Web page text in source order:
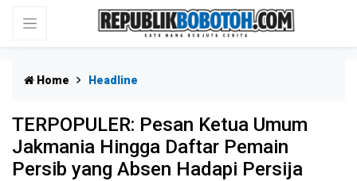
Home Headline
TERPOPULER: Pesan Ketua Umum
Jakmania Hingga Daftar Pemain
Persib yang Absen Hadapi Persija